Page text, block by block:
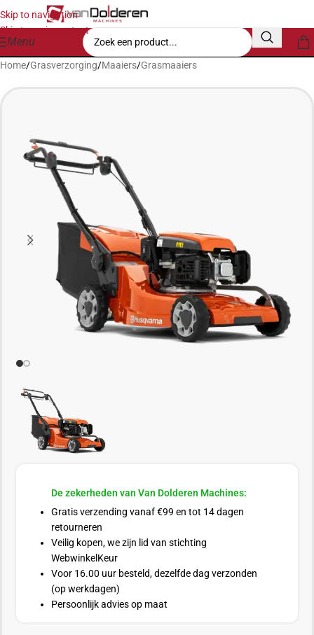
Skip to navigation
Skip to main content
Menu
Home/Grasverzorging/Maaiers/Grasmaaiers
De zekerheden van Van Dolderen Machines:
Gratis verzending vanaf €99 en tot 14 dagen
retourneren
Veilig kopen, we zijn lid van stichting
WebwinkelKeur
Voor 16.00 uur besteld, dezelfde dag verzonden
(op werkdagen)
Persoonlijk advies op maat